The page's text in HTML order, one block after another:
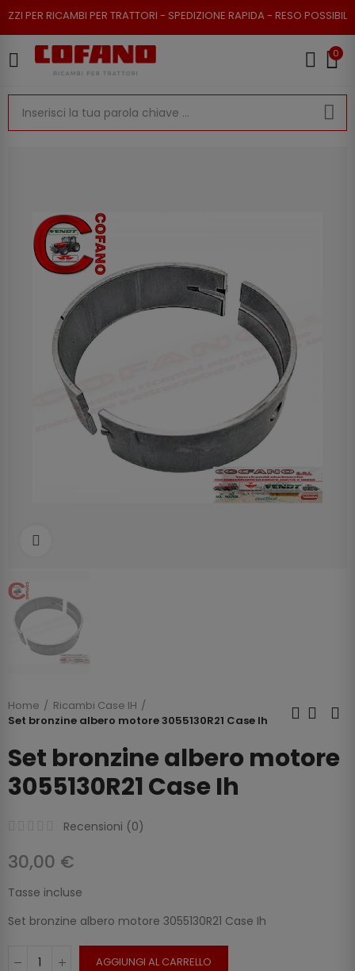
RICAMBI PER TRATTORI - SPEDIZIONE RAPIDA - RESO POSSIBILE
0
Home
Ricambi Case IH
Set bronzine albero motore 3055130R21 Case Ih
Set bronzine albero motore
3055130R21 Case Ih
Recensioni (0)
30,00 €
Tasse incluse
Set bronzine albero motore 3055130R21 Case Ih
AGGIUNGI AL CARRELLO